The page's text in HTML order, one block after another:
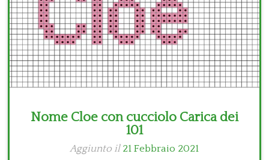
Nome Cloe con cucciolo Carica dei
101
Aggiunto il 21 Febbraio 2021